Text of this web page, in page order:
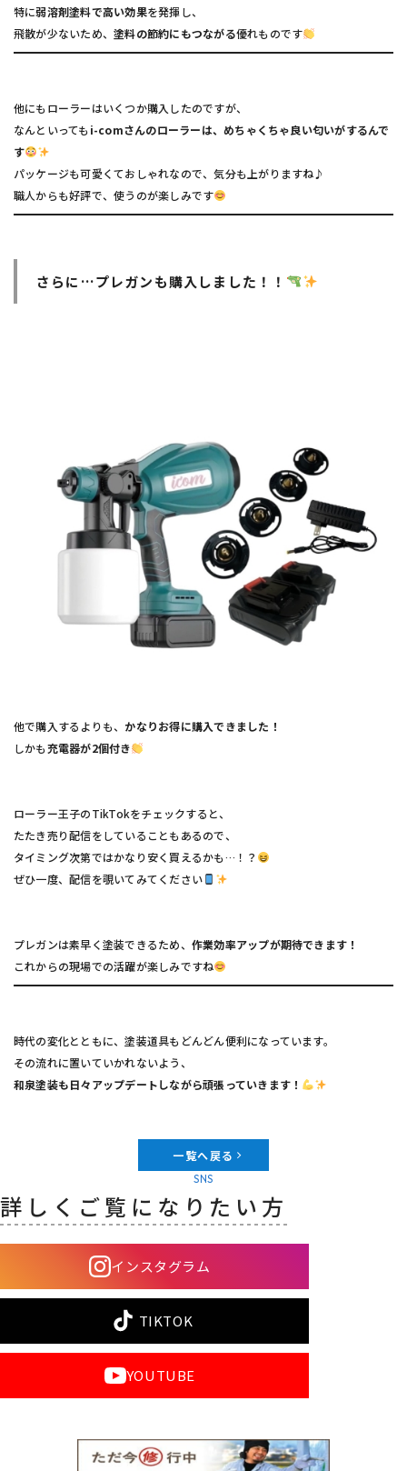
特に弱溶剤塗料で高い効果を発揮し、
飛散が少ないため、塗料の節約にもつながる優れものです
他にもローラーはいくつか購入したのですが、
なんといっても i-comさんのローラーは、めちゃくちゃ良い匂いがするんで
す
パッケージも可愛くておしゃれなので、気分も上がりますね♪
職人からも好評で、使うのが楽しみです
さらに…プレガンも購入しました！！
他で購入するよりも、 かなりお得に購入できました！
しかも充電器が2個付き
ローラー王子のTikTokをチェックすると、
たたき売り配信をしていることもあるので、
タイミング次第ではかなり安く買えるかも…！？
ぜひ一度、配信を覗いてみてください
プレガンは素早く塗装できるため、 作業効率アップが期待できます！
これからの現場での活躍が楽しみですね
時代の変化とともに、塗装道具もどんどん便利になっています。
その流れに置いていかれないよう、
和泉塗装も日々アップデートしながら頑張っていきます！
一覧へ戻る
SNS
詳しくご覧になりたい方
インスタグラム
TIKTOK
YOUTUBE